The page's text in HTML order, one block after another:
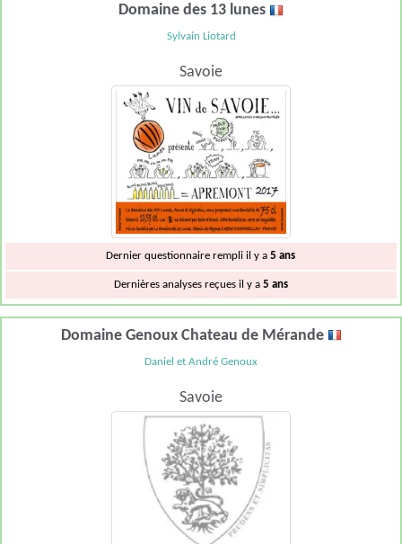
Domaine des 13 lunes
Sylvain Liotard
Savoie
Dernier questionnaire rempli il y a5 ans
Dernières analyses reçues il y a 5 ans
Domaine Genoux Chateau de Mérande
Daniel et André Genoux
Savoie